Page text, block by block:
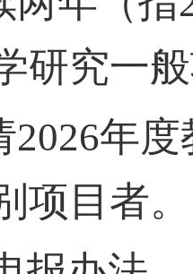
研究一
2026年
项目者。